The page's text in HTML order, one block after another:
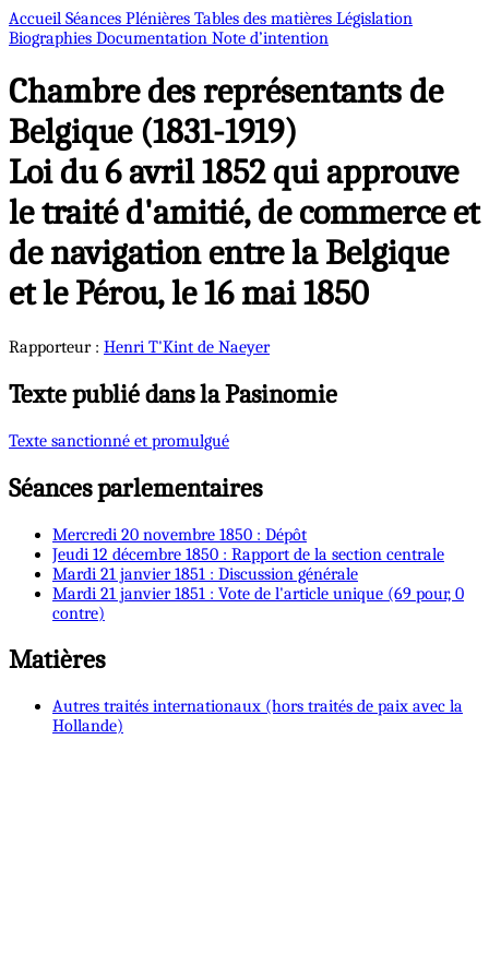
Accueil Séances Plénières Tables des matières Législation
Biographies Documentation Note d’intention
Chambre des représentants de
Belgique (1831-1919)
Loi du 6 avril 1852 qui approuve
le traité d'amitié, de commerce et
de navigation entre la Belgique
et le Pérou, le 16 mai 1850
Rapporteur : Henri T'Kint de Naeyer
Texte publié dans la Pasinomie
Texte sanctionné et promulgué
Séances parlementaires
Mercredi 20 novembre 1850 : Dépôt
Jeudi 12 décembre 1850 : Rapport de la section centrale
Mardi 21 janvier 1851 : Discussion générale
Mardi 21 janvier 1851 : Vote de l'article unique (69 pour, 0
contre)
Matières
Autres traités internationaux (hors traités de paix avec la
Hollande)